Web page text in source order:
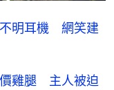
不明耳機 網笑建
價雞腿 主人被迫